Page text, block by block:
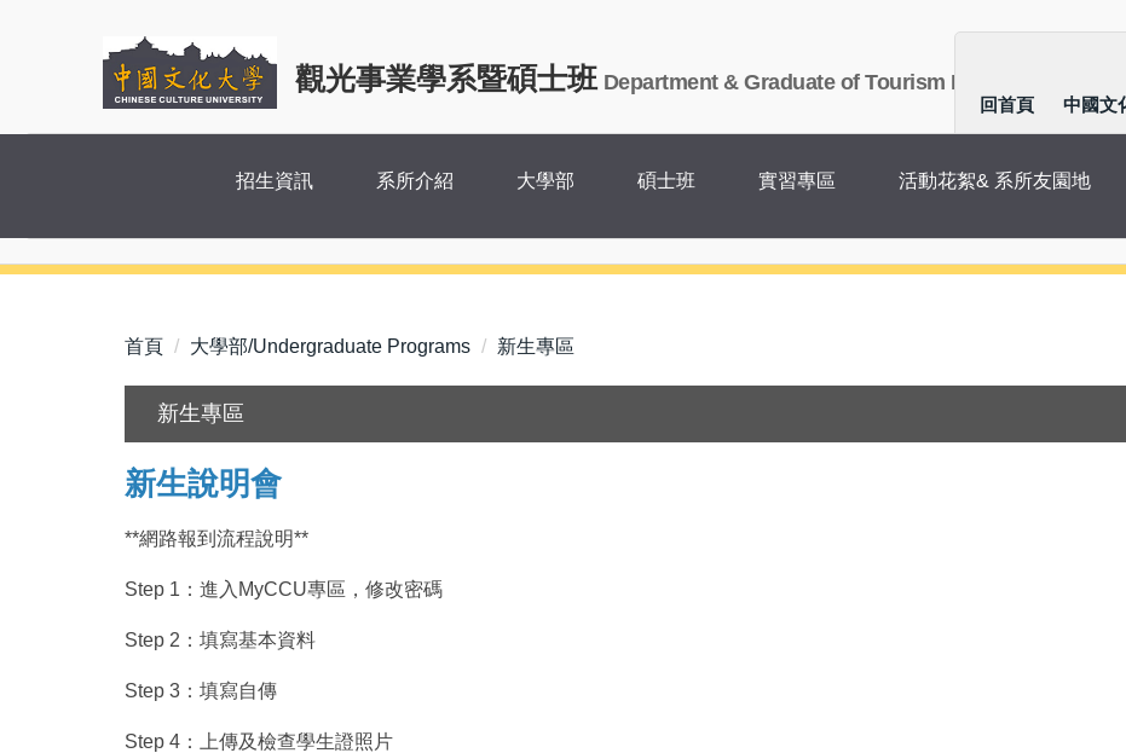
內
觀光事業學系暨碩士班Department & Graduate of Tourism Management
回首頁 中國文
招生資訊 系所介紹 大學部 碩士班 實習專區 活動花絮& 系所友園地
首頁 大學部/Undergraduate Programs 新生專區
新生專區
新生說明會
**網路報到流程說明**
Step 1：進入MyCCU專區，修改密碼
Step 2：填寫基本資料
Step 3：填寫自傳
Step 4：上傳及檢查學生證照片